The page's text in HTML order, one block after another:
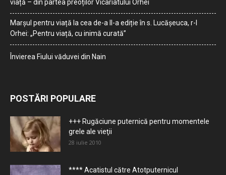
viață – din partea preoților Vicariatului Orhei
Marșul pentru viață la cea de-a II-a ediție în s. Lucășeuca, r-l
Orhei: „Pentru viață, cu inimă curată”
Învierea Fiului văduvei din Nain
POSTĂRI POPULARE
+++ Rugăciune puternică pentru momentele
grele ale vieţii
28 iulie 2010
**** Acatistul către Atotputernicul